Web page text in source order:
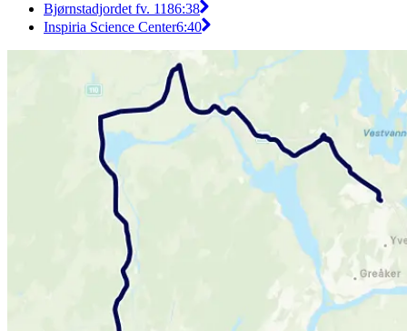
Bjørnstadjordet fv. 1186:38
Inspiria Science Center6:40